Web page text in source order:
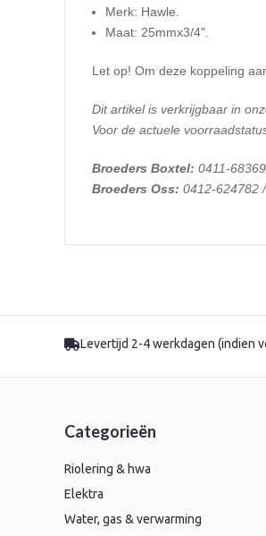
Merk: Hawle.
Maat: 25mmx3/4".
Let op! Om deze koppeling
Dit artikel is verkrijgbaar in
Voor de actuele
Broeders Boxtel: 0411-
Broeders Oss: 0412-624782
Levertijd 2-4 werkdagen (indien
Categorieën
Riolering & hwa
Elektra
Water, gas & verwarming